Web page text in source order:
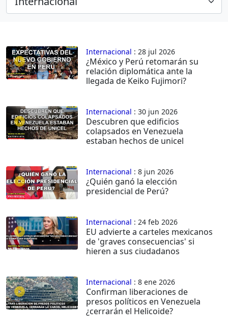
Internacional : 28 jul 2026
¿México y Perú retomarán su
relación diplomática ante la
llegada de Keiko Fujimori?
Internacional : 30 jun 2026
Descubren que edificios
colapsados en Venezuela
estaban hechos de unicel
Internacional : 8 jun 2026
¿Quién ganó la elección
presidencial de Perú?
Internacional : 24 feb 2026
EU advierte a carteles mexicanos
de 'graves consecuencias' si
hieren a sus ciudadanos
Internacional : 8 ene 2026
Confirman liberaciones de
presos políticos en Venezuela
¿cerrarán el Helicoide?